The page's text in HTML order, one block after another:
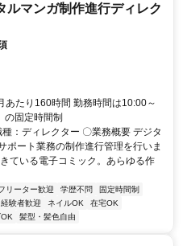
ルマンガ制作進行ディレク
あたり160時間 勤務時間は10:00～
の固定時間制
：ディレクター 〇業務概要 デジタ
ポート業務の制作進行管理を行いま
ている電子コミック。あらゆる作
リーター歓迎 学歴不問
固定時間制
経験者歓迎 ネイルOK
在宅OK
髪型・髪色自由